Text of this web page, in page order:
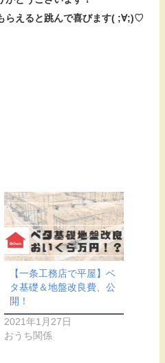
らえると跳んで喜びます( ;∀;)♡
【一条工務店で平屋】ベ
タ基礎＆地盤改良費、公
開！
2021年1月27日
おうち関係